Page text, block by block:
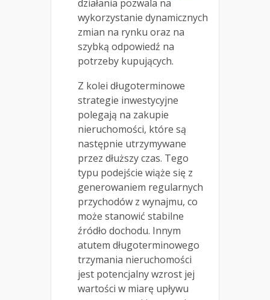
działania pozwala na
wykorzystanie dynamicznych
zmian na rynku oraz na
szybką odpowiedź na
potrzeby kupujących.
Z kolei długoterminowe
strategie inwestycyjne
polegają na zakupie
nieruchomości, które są
następnie utrzymywane
przez dłuższy czas. Tego
typu podejście wiąże się z
generowaniem regularnych
przychodów z wynajmu, co
może stanowić stabilne
źródło dochodu. Innym
atutem długoterminowego
trzymania nieruchomości
jest potencjalny wzrost jej
wartości w miarę upływu